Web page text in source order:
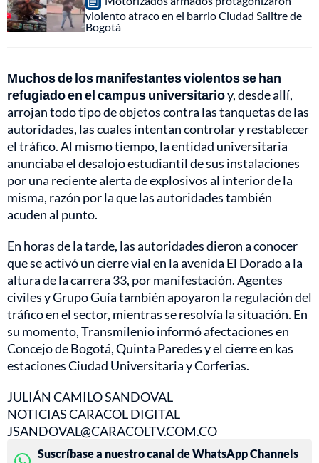
violento atraco en el barrio Ciudad Salitre de
Bogotá
Muchos de los manifestantes violentos se han
refugiado en el campus universitarioy, desde allí,
arrojan todo tipo de objetos contra las tanquetas de las
autoridades, las cuales intentan controlar y restablecer
el tráfico. Al mismo tiempo, la entidad universitaria
anunciaba el desalojo estudiantil de sus instalaciones
por una reciente alerta de explosivos al interior de la
misma, razón por la que las autoridades también
acuden al punto.
En horas de la tarde, las autoridades dieron a conocer
que se activó un cierre vial en la avenida El Dorado a la
altura de la carrera 33, por manifestación. Agentes
civiles y Grupo Guía también apoyaron la regulación del
tráfico en el sector, mientras se resolvía la situación. En
su momento, Transmilenio informó afectaciones en
Concejo de Bogotá, Quinta Paredes y el cierre en kas
estaciones Ciudad Universitaria y Corferias.
JULIÁN CAMILO SANDOVAL
NOTICIAS CARACOL DIGITAL
JSANDOVAL@CARACOLTV.COM.CO
Suscríbase a nuestro canal de WhatsApp Channels